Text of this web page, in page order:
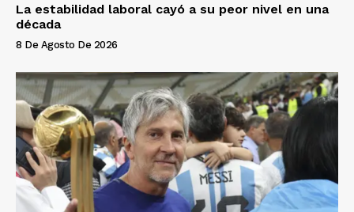
La estabilidad laboral cayó a su peor nivel en una
década
8 De Agosto De 2026